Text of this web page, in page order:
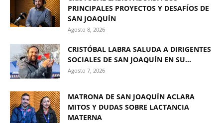
PRINCIPALES PROYECTOS Y DESAFÍOS DE
SAN JOAQUÍN
Agosto 8, 2026
CRISTÓBAL LABRA SALUDA A DIRIGENTES
SOCIALES DE SAN JOAQUÍN EN SU...
Agosto 7, 2026
MATRONA DE SAN JOAQUÍN ACLARA
MITOS Y DUDAS SOBRE LACTANCIA
MATERNA